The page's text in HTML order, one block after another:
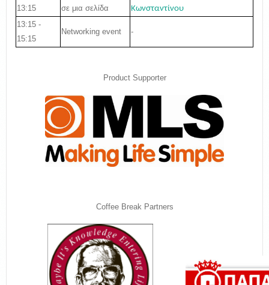
13:15 σε μια σελίδα
Κωνσταντίνου
13:15 -
15:15
Networking event -
Product Supporter
Coffee Break Partners